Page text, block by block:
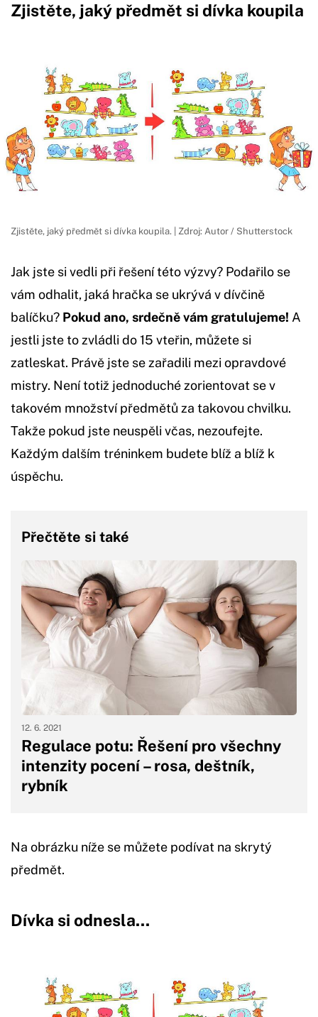
Zjistěte, jaký předmět si dívka koupila
Zjistěte, jaký předmět si dívka koupila. | Zdroj: Autor / Shutterstock
Jak jste si vedli při řešení této výzvy? Podařilo se
vám odhalit, jaká hračka se ukrývá v dívčině
balíčku? Pokud ano, srdečně vám gratulujeme! A
jestli jste to zvládli do 15 vteřin, můžete si
zatleskat. Právě jste se zařadili mezi opravdové
mistry. Není totiž jednoduché zorientovat se v
takovém množství předmětů za takovou chvilku.
Takže pokud jste neuspěli včas, nezoufejte.
Každým dalším tréninkem budete blíž a blíž k
úspěchu.
Přečtěte si také
Regulace potu: Řešení pro všechny
intenzity pocení – rosa, deštník,
rybník
12. 6. 2021
Na obrázku níže se můžete podívat na skrytý
předmět.
Dívka si odnesla...